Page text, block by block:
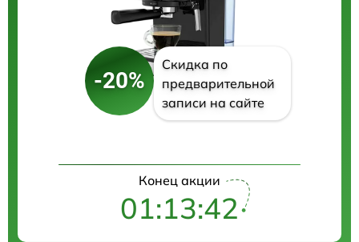
-20%
Скидка по
предварительной
записи на сайте
Конец акции
01:13:41